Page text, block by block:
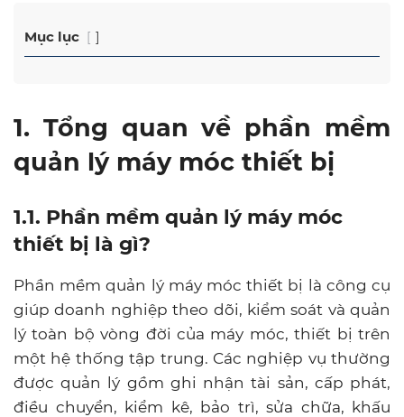
Mục lục
1. Tổng quan về phần mềm
quản lý máy móc thiết bị
1.1. Phần mềm quản lý máy móc
thiết bị là gì?
Phần mềm quản lý máy móc thiết bị là công cụ
giúp doanh nghiệp theo dõi, kiểm soát và quản
lý toàn bộ vòng đời của máy móc, thiết bị trên
một hệ thống tập trung. Các nghiệp vụ thường
được quản lý gồm ghi nhận tài sản, cấp phát,
điều chuyển, kiểm kê, bảo trì, sửa chữa, khấu